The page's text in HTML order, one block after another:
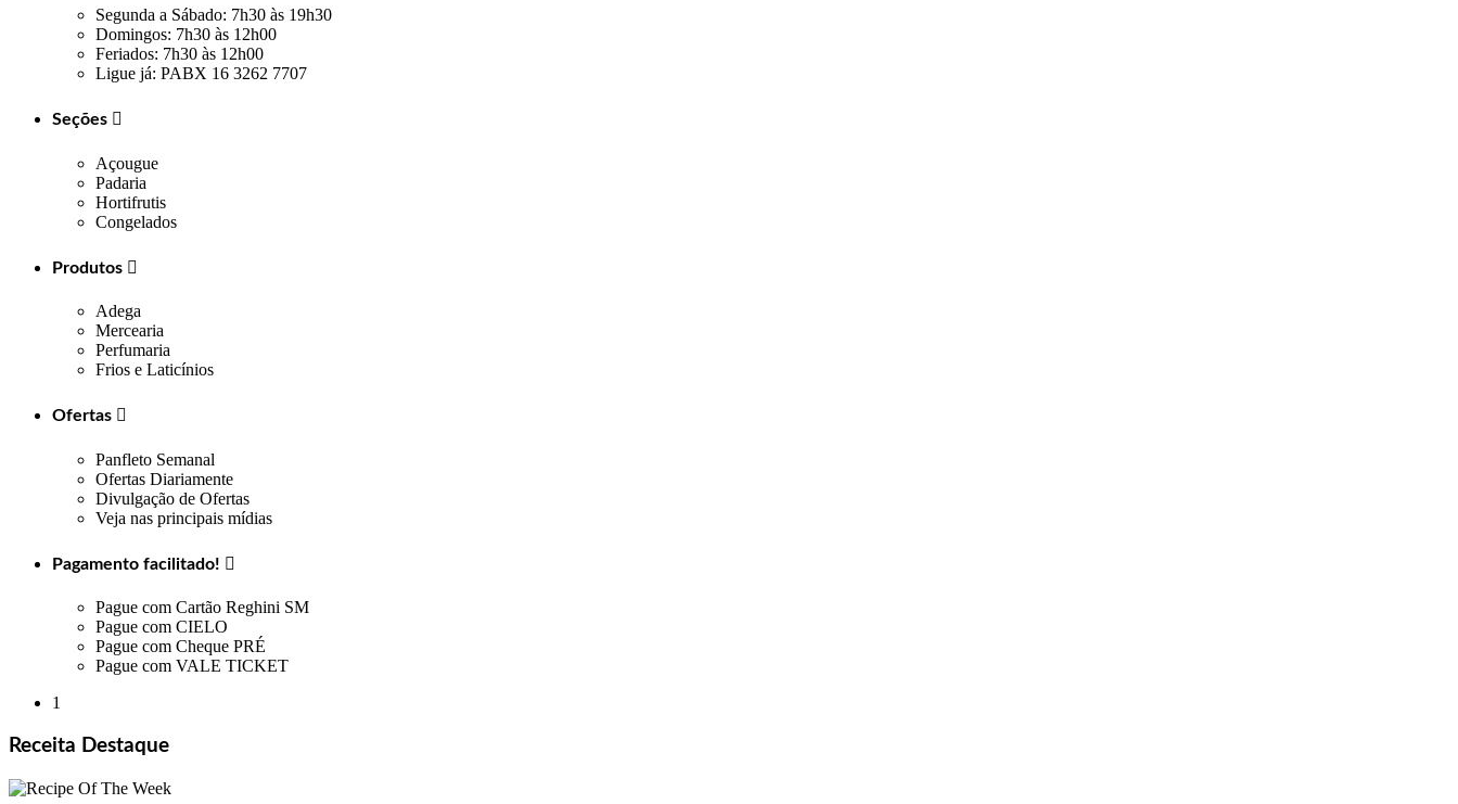
Segunda a Sábado: 7h30 às 19h30
Domingos: 7h30 às 12h00
Feriados: 7h30 às 12h00
Ligue já: PABX 16 3262 7707
Seções 
Açougue
Padaria
Hortifrutis
Congelados
Produtos
Adega
Mercearia
Perfumaria
Frios e Laticínios
Ofertas 
Panfleto Semanal
Ofertas Diariamente
Divulgação de Ofertas
Veja nas principais mídias
Pagamento facilitado!
Pague com Cartão Reghini SM
Pague com CIELO
Pague com Cheque PRÉ
Pague com VALE TICKET
1
Receita Destaque